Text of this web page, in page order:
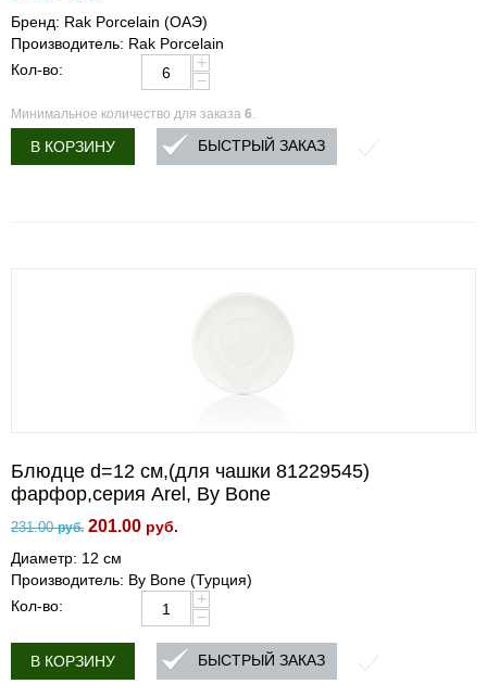
Бренд: Rak Porcelain (ОАЭ)
Производитель: Rak Porcelain
Кол-во:
+
−
Минимальное количество для заказа 6.
В КОРЗИНУ БЫСТРЫЙ ЗАКАЗ
Блюдце d=12 cм,(для чашки 81229545)
фарфор,серия Arel, By Bone
231.00 руб. 201.00 руб.
Диаметр: 12 см
Производитель: By Bone (Турция)
Кол-во:
+
−
В КОРЗИНУ БЫСТРЫЙ ЗАКАЗ